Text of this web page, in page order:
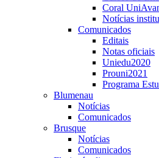
Coral
Notícias
Comunicados
Editais
Notas oficiais
Uniedu2020
Prouni2021
Programa
Blumenau
Notícias
Comunicados
Brusque
Notícias
Comunicados